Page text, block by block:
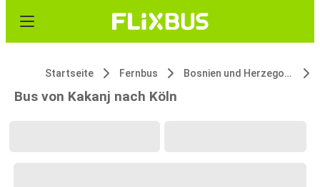
Startseite Fernbus Bosnien und Herzegowina
Bus von Kakanj nach Köln